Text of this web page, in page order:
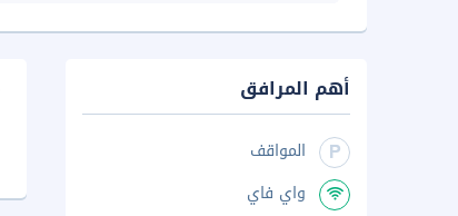
أهم المرافق
المواقف
واي فاي